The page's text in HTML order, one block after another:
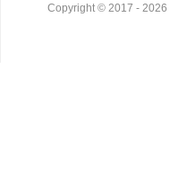
Copyright © 2017 - 2026